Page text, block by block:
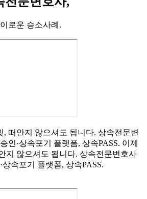
로운 승소사례 .
, 떠안지 않으셔도 됩니다. 상속전문변
인·상속포기 플랫폼, 상속PASS. 이제
지 않으셔도 됩니다. 상속전문변호사
상속포기 플랫폼, 상속PASS.